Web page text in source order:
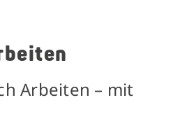
Arbeiten – mit